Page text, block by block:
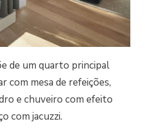
de um quarto principal
com mesa de refeições,
e chuveiro com efeito
com jacuzzi.